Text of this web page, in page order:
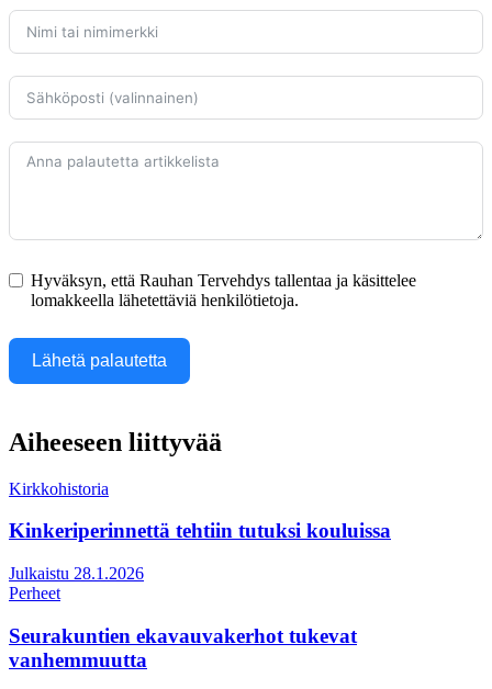
Hyväksyn, että Rauhan Tervehdys tallentaa ja käsittelee
lomakkeella lähetettäviä henkilötietoja.
Lähetä palautetta
Aiheeseen liittyvää
Kirkkohistoria
Kinkeriperinnettä tehtiin tutuksi kouluissa
Julkaistu 28.1.2026
Perheet
Seurakuntien ekavauvakerhot tukevat
vanhemmuutta